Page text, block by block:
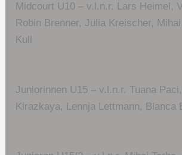
Midcourt U10 – v.l.n.r. Lars Heimel,
Robin Brenner, Julia Kreischer,
Kull
Juniorinnen U15 – v.l.n.r. Tuana
Kirazkaya, Lennja Lettmann, Blanca